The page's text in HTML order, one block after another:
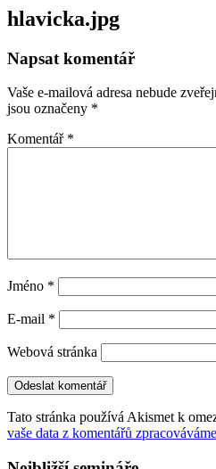
hlavicka.jpg
Napsat komentář
Vaše e-mailová adresa nebude
jsou označeny *
Komentář *
Jméno *
E-mail *
Webová stránka
Tato stránka používá Akismet k
vaše data z komentářů